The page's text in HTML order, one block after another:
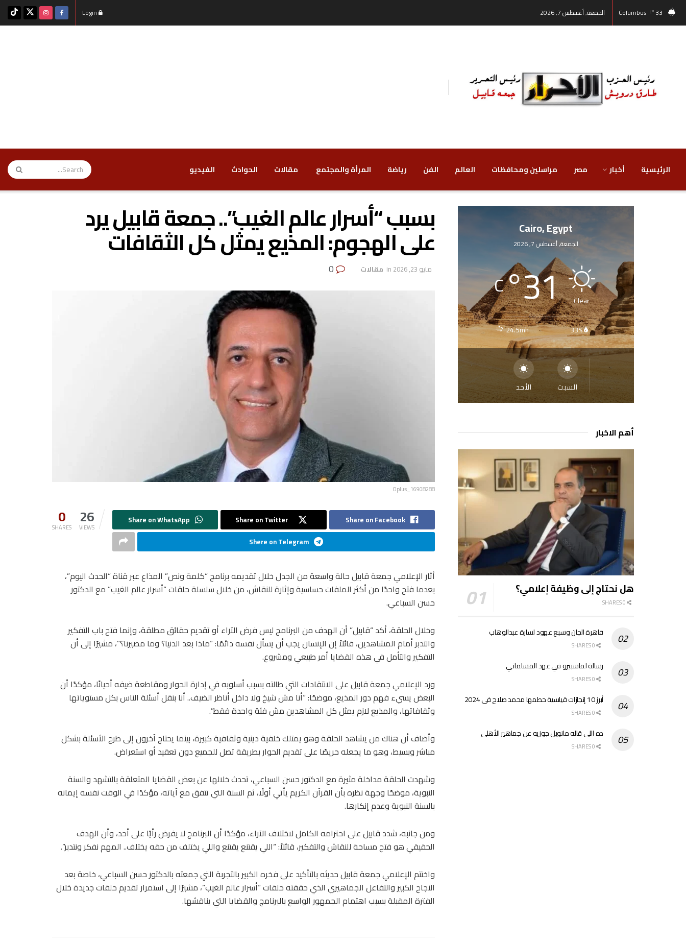
33
°C
Columbus الجمعة, أغسطس 7, 2026
الرئيسية أخبار مصر ‏مراسلين ومحافظات ‏العالم الفن رياضة ‏المرأة والمجتمع ‏ مقالات ‏الحوادث ‏الفيديو
بسبب “أسرار عالم الغيب”.. جمعة قابيل يرد
على الهجوم: المذيع يمثل كل الثقافات
مايو 23, 2026 in ‏ مقالات
Oplus_16908288
0
SHARES 26
VIEWS
Share on Facebook
Share on Twitter
Shere on Telegram
أثار الإعلامي جمعة قابيل حالة واسعة من الجدل خلال تقديمه برنامج “كلمة ونص” المذاع عبر قناة “الحدث اليوم”،
بعدما فتح واحدًا من أكثر الملفات حساسية وإثارة للنقاش، من خلال سلسلة حلقات “أسرار عالم الغيب” مع الدكتور
حسن السباعي.
وخلال الحلقة، أكد “قابيل” أن الهدف من البرنامج ليس فرض الآراء أو تقديم حقائق مطلقة، وإنما فتح باب التفكير
والتدبر أمام المشاهدين، قائلاً إن الإنسان يجب أن يسأل نفسه دائمًا: “ماذا بعد الدنيا؟ وما مصيرنا؟”، مشيرًا إلى أن
التفكير والتأمل في هذه القضايا أمر طبيعي ومشروع.
ورد الإعلامي جمعة قابيل على الانتقادات التي طالته بسبب أسلوبه في إدارة الحوار ومقاطعة ضيفه أحيانًا، مؤكدًا أن
البعض يسيء فهم دور المذيع، موضحًا: “أنا مش شيخ ولا داخل أناظر الضيف.. أنا بنقل أسئلة الناس بكل مستوياتها
وثقافاتها، والمذيع لازم يمثل كل المشاهدين مش فئة واحدة فقط”.
وأضاف أن هناك من يشاهد الحلقة وهو يمتلك خلفية دينية وثقافية كبيرة، بينما يحتاج آخرون إلى طرح الأسئلة بشكل
مباشر وبسيط، وهو ما يجعله حريصًا على تقديم الحوار بطريقة تصل للجميع دون تعقيد أو استعراض.
وشهدت الحلقة مداخلة مثيرة مع الدكتور حسن السباعي، تحدث خلالها عن بعض القضايا المتعلقة بالتشهد والسنة
النبوية، موضحًا وجهة نظره بأن القرآن الكريم يأتي أولًا، ثم السنة التي تتفق مع آياته، مؤكدًا في الوقت نفسه إيمانه
بالسنة النبوية وعدم إنكارها.
ومن جانبه، شدد قابيل على احترامه الكامل لاختلاف الآراء، مؤكدًا أن البرنامج لا يفرض رأيًا على أحد، وأن الهدف
الحقيقي هو فتح مساحة للنقاش والتفكير، قائلاً: “اللي يقتنع يقتنع واللي يختلف من حقه يختلف.. المهم نفكر ونتدبر”.
واختتم الإعلامي جمعة قابيل حديثه بالتأكيد على فخره الكبير بالتجربة التي جمعته بالدكتور حسن السباعي، خاصة بعد
النجاح الكبير والتفاعل الجماهيري الذي حققته حلقات “أسرار عالم الغيب”، مشيرًا إلى استمرار تقديم حلقات جديدة خلال
الفترة المقبلة بسبب اهتمام الجمهور الواسع بالبرنامج والقضايا التي يناقشها.
Cairo, Egypt
الجمعة, أغسطس 7, 2026
Clear
31
°
C
33%
24.5mh
السبت الأحد
أهم الاخبار
هل نحتاج إلى وظيفة إعلامي؟
قاهرة الجان وسبع عهود لسارة عبدالوهاب
رسالة لماسبيرو في عهد المسلماني
أبرز 10 إنجازات قياسية حطمها محمد صلاح فى 2024
ده اللى قاله مانويل جوزيه عن جماهير الأهلى